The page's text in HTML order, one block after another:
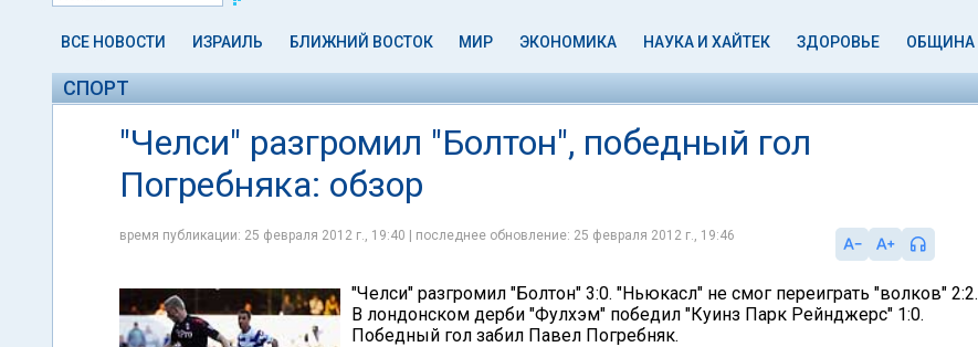
ВСЕ НОВОСТИ ИЗРАИЛЬ БЛИЖНИЙ ВОСТОК МИР ЭКОНОМИКА НАУКА И ХАЙТЕК ЗДОРОВЬЕ ОБЩИНА
СПОРТ
"Челси" разгромил "Болтон", победный гол
Погребняка: обзор
время публикации: 25 февраля 2012 г., 19:40 | последнее обновление: 25 февраля 2012 г., 19:46
"Челси" разгромил "Болтон" 3:0. "Ньюкасл" не смог переиграть "волков" 2:2.
В лондонском дерби "Фулхэм" победил "Куинз Парк Рейнджерс" 1:0.
Победный гол забил Павел Погребняк.